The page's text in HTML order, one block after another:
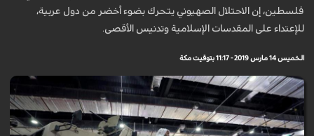
فلسطين، إن الاحتلال الصهيوني يتحرك بضوء أخضر من دول عربية،
للإعتداء على المقدسات الإسلامية وتدنيس الأقصى.
الخميس 14 مارس 2019 - 11:17 بتوقيت مكة